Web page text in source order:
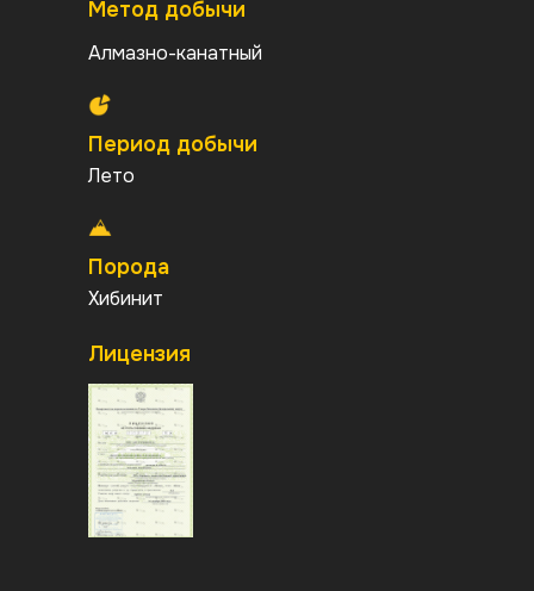
Метод добычи
Алмазно-канатный
Период добычи
Лето
Порода
Хибинит
ЛицензияПериод добычи
Нужен период